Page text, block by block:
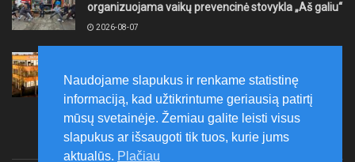
organizuojama vaikų prevencinė stovykla „Aš galiu“
2026-08-07
smulkiojo ir vidutinio verslo subjektų kūrimąsi
2026-08-07
Naudojame slapukus ir renkame statistinę
informaciją, kad užtikrintume geriausią patirtį
mūsų svetainėje. Žemiau galite leisti visus
slapukus ar išsaugoti tik tuos, kurie jums
aktualūs. Plačiau